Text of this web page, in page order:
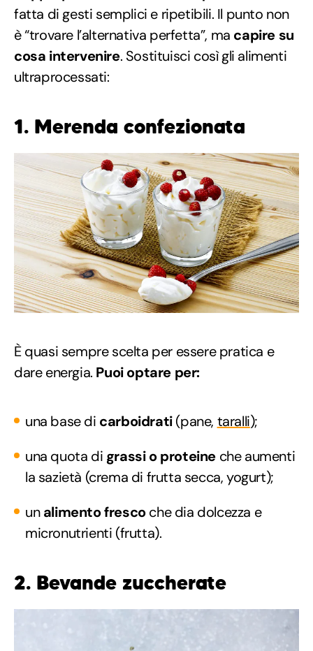
fatta di gesti semplici e ripetibili. Il punto non
è “trovare l’alternativa perfetta”, ma capire su
cosa intervenire. Sostituisci così gli alimenti
ultraprocessati:
1. Merenda confezionata
È quasi sempre scelta per essere pratica e
dare energia. Puoi optare per:
una base di carboidrati(pane, taralli);
una quota di grassi o proteine che aumenti
la sazietà (crema di frutta secca, yogurt);
unalimento frescoche dia dolcezza e
micronutrienti (frutta).
2. Bevande zuccherate